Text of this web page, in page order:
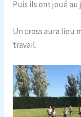
Puis ils ont joué au
Un cross aura lieu
travail.